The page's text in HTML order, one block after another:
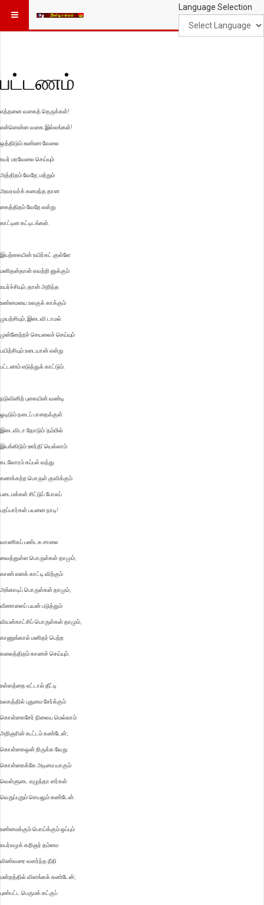
Language Selection
பட்டணம்
எத்தனை வகைத் தெருக்கள்!
என்னென்ன வகை இல்லங்கள்!
ஒத்திடும் சுண்ண வேலை
உயர் மரவேலை செய்யும்
அத்திறம் வேறே; மற்றும்
அவரவர்க் கமைந்த தான
கைத்திறம் வேறே என்று
காட்டின கட்டிடங்கள்.
இயற்கையின் உயிர்கட் குள்ளே
மனிதன்தான் எவற்றி னுக்கும்
உயர்ச்சியும், தான் அறிந்த
உண்மையை உலகுக் காக்கும்
முயற்சியும், இடைவி டாமல்
முன்னேற்றச் செயலைச் செய்யும்
பயிற்சியும் உடையான் என்று
பட்டணம் எடுத்துக் காட்டும்.
நடுவினிற் புகையின் வண்டி
ஓடிடும் நடைப் பாதைக்குள்
இடைவிடா தோடும் 'தம்மில்
இயங்கிடும் ஊர்தி' யெல்லாம்
கடலோரம் கப்பல் வந்து
கணக்கற்ற பொருள் குவிக்கும்
படைமக்கள் சிட்டுப் போலப்
பறப்பார்கள் பயனை நாடி!
வாணிகப் பண்டக சாலை
வைத்துள்ள பொருள்கள் தாமும்,
காண் எனக் காட்டி விற்கும்
அங்காடிப் பொருள்கள் தாமும்,
வீணாளைப் பயன் படுத்தும்
வியன்காட்சிப் பொருள்கள் தாமும்,
காணுங்கால் மனிதர் பெற்ற
கலைத்திறம் காணச் செய்யும்.
உள்ளத்தை ஏட்டால் தீட்டி
உலகத்தில் புதுமை சேர்க்கும்
கொள்கைசேர் நிலைய மெல்லாம்
அறிஞரின் கூட்டம் கண்டேன்;
கொள்கைஒன் றிருக்க வேறு
கொள்கைக்கே அடிமை யாகும்
வெள்ளுடை எழுத்தா ளர்கள்
வெறுப்புறும் செயலும் கண்டேன்.
உண்மைக்கும் பொய்க்கும் ஒப்பும்
உயர்வழக் கறிஞர் தம்மை
விண்வரை வளர்ந்த நீதி
மன்றத்தில் விளங்கக் கண்டேன்;
புண்பட்ட பெருமக் கட்குப்